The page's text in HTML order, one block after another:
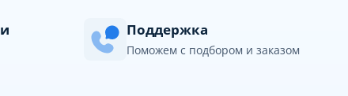
Поддержка
Поможем с подбором и заказом